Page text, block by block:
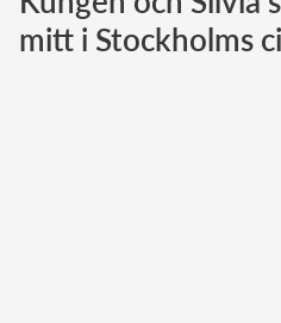
Norska
mitt i Stockholms